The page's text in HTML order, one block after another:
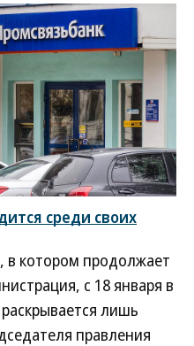
среди своих
в котором продолжает
с 18 января в
лишь
правления